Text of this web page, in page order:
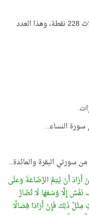
ومجموع النقاط على حروف هذه الآيات الثلاث 228 نقطة، وهذا العدد
سورتي البقرة والمائدة..
أَرَادَ أَنْ يُتِمَّ الرَّضَاعَةَ وَعلَى
نَفْسٌ إِلَّا وُسْعَهَا لَا تُضَارَّ
مِثْلُ ذَلِكَ فَإِنْ أَرَادَا فِصَالًا